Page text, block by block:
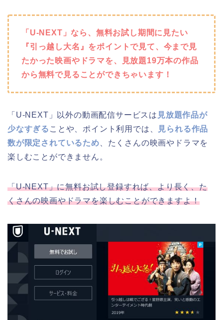
「U-NEXT」なら、無料お試し期間に見たい
『引っ越し大名』をポイントで見て、今まで見
たかった映画やドラマを、見放題19万本の作品
から無料で見ることができちゃいます！
「U-NEXT」以外の動画配信サービスは 見放題作品が
少なすぎる ことや、ポイント利用では、
見られる作品
数が限定されているため 、たくさんの映画やドラマを
楽しむことができません。
「U-NEXT」に無料お試し登録すれば、より長く、た
くさんの映画やドラマを楽しむことができますよ！